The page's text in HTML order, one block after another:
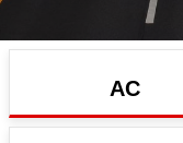
AC